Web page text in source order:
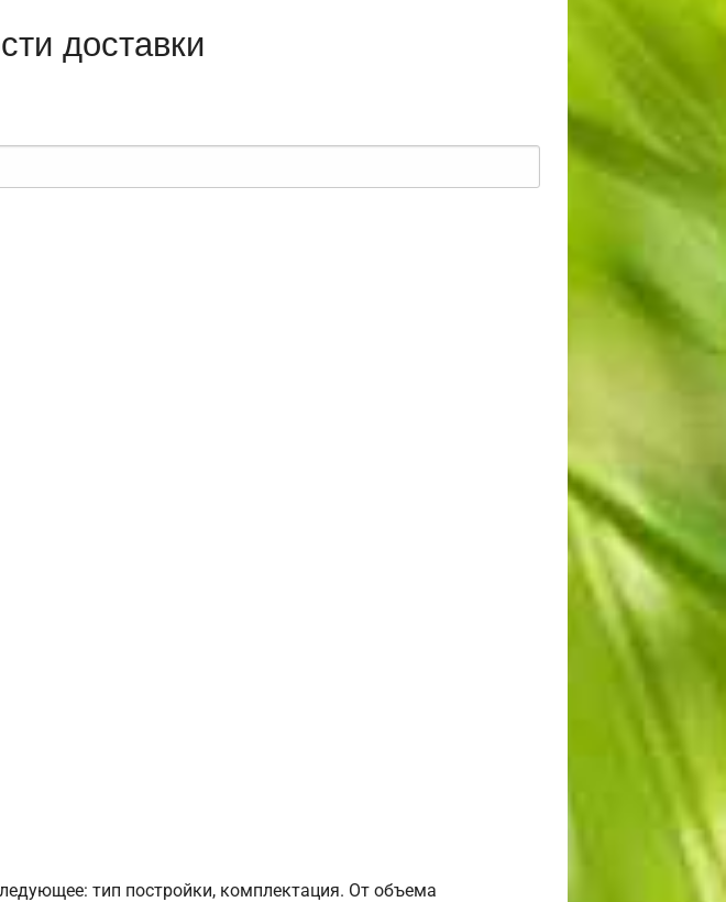
доставки
тип постройки, комплектация. От объема